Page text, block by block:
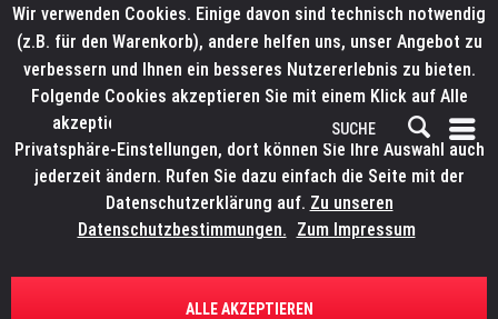
Wir verwenden Cookies. Einige davon sind technisch notwendig
(z.B. für den Warenkorb), andere helfen uns, unser Angebot zu
verbessern und Ihnen ein besseres Nutzererlebnis zu bieten.
Folgende Cookies akzeptieren Sie mit einem Klick auf Alle
akzeptieren. Weitere Informationen finden Sie in den
Privatsphäre-Einstellungen, dort können Sie Ihre Auswahl auch
jederzeit ändern. Rufen Sie dazu einfach die Seite mit der
Datenschutzerklärung auf. Zu unseren
Datenschutzbestimmungen. Zum Impressum
ALLE AKZEPTIEREN